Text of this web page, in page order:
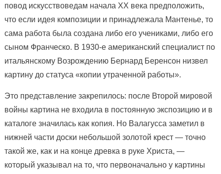
повод искусствоведам начала ХХ века предположить,
что если идея композиции и принадлежала Мантенье, то
сама работа была создана либо его учениками, либо его
сыном Франческо. В 1930-е американский специалист по
итальянскому Возрождению Бернард Беренсон низвел
картину до статуса «копии утраченной работы».
Это представление закрепилось: после Второй мировой
войны картина не входила в постоянную экспозицию и в
каталоге значилась как копия. Но Валагусса заметил в
нижней части доски небольшой золотой крест — точно
такой же, как и на конце древка в руке Христа, —
который указывал на то, что первоначально у картины